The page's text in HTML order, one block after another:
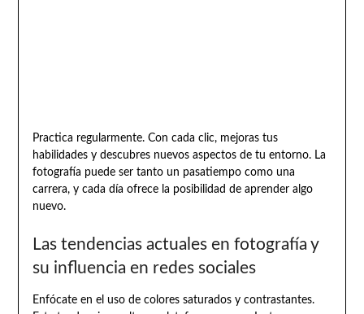
Practica regularmente. Con cada clic, mejoras tus
habilidades y descubres nuevos aspectos de tu entorno. La
fotografía puede ser tanto un pasatiempo como una
carrera, y cada día ofrece la posibilidad de aprender algo
nuevo.
Las tendencias actuales en fotografía y
su influencia en redes sociales
Enfócate en el uso de colores saturados y contrastantes.